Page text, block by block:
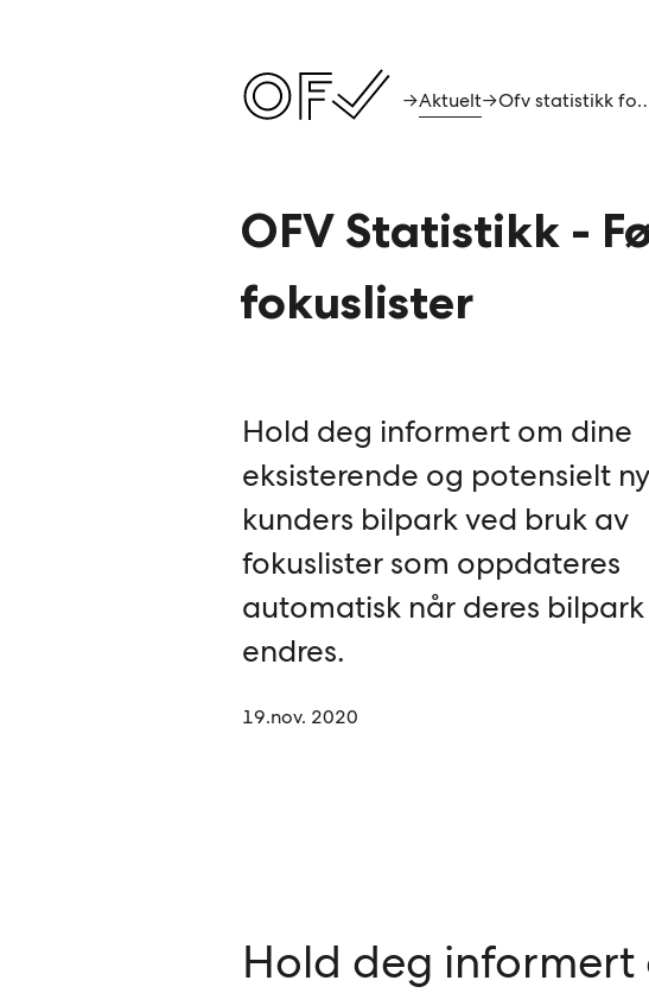
→Aktuelt→ Ofv
OFV Statistikk -
fokuslister
Hold deg informert om dine
eksisterende og potensielt
kunders bilpark ved bruk av
fokuslister som oppdateres
automatisk når deres bilpark
endres.
19.nov. 2020
Hold deg